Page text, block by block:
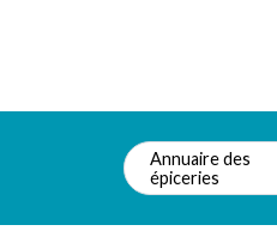
Annuaire des
épiceries